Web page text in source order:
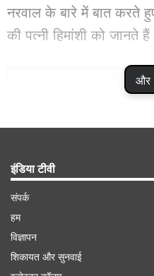
और
नरवाल के बारे में बात करते
की पत्नी हिमांशी को जानते
इंडिया टीवी
संपर्क
हम
विज्ञापन
शिकायत और सुनवाई